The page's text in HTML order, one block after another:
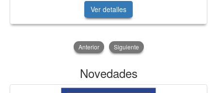
Ver detalles
Anterior Siguiente
Novedades